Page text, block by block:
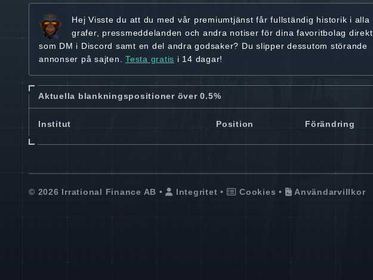
Hej Visste du att du med vår premiumtjänst fårfullständig historik i alla
grafer, pressmeddelanden och andra notiser för dina favoritbolag direkt
som DM i Discord samt en del andra godsaker? Du slipper dessutom störande
annonser på sajten. Testa gratis i 14 dagar!
Aktuella blankningspositioner över 0.5%
Institut Position Förändring
© 2026 Irrational Finance AB • Integritet • Cookies • Användarvillkor